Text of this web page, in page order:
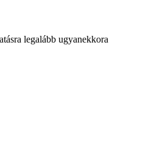
legalább ugyanekkora